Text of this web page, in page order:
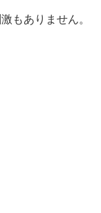
もありません。